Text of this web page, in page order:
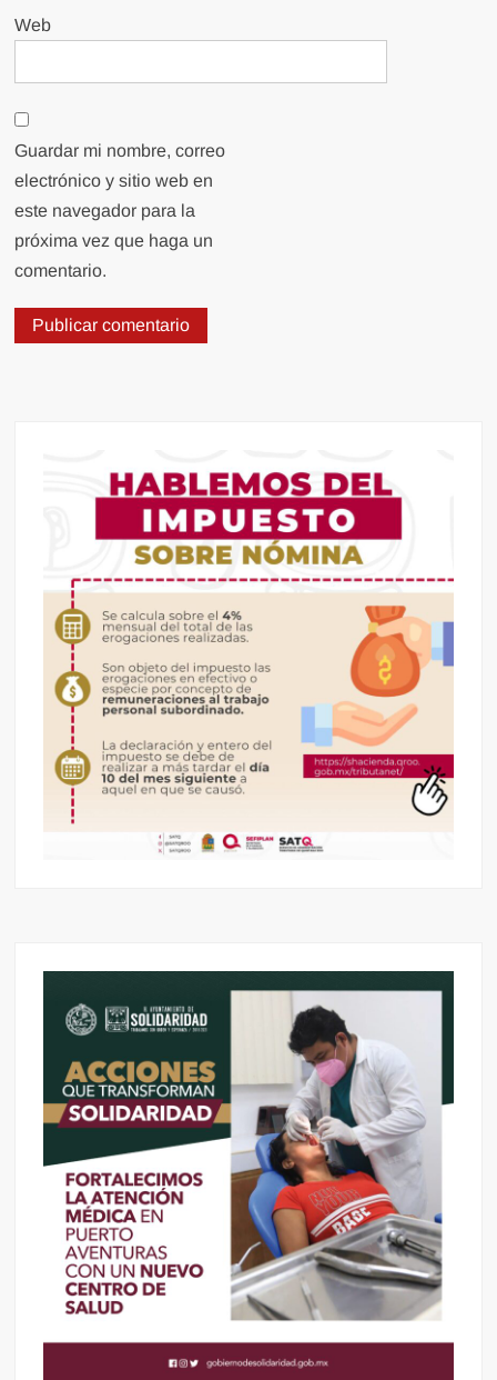
Web
Guardar mi nombre, correo
electrónico y sitio web en
este navegador para la
próxima vez que haga un
comentario.